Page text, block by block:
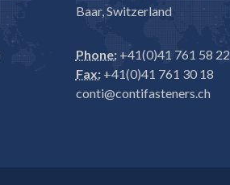
Baar, Switzerland
Phone:+41(0)41 761 58 22
Fax:+41(0)41 761 30 18
conti@contifasteners.ch